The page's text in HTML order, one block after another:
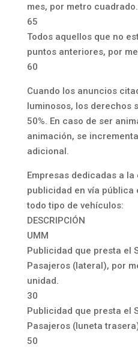
mes, por metro cuadrado.
65
Todos aquellos que no
puntos anteriores, por
60
Cuando los anuncios
luminosos, los derechos
50%. En caso de ser
animación, se
adicional.
Empresas dedicadas a
publicidad en vía pública
todo tipo de vehículos:
DESCRIPCIÓN
UMM
Publicidad que presta el
Pasajeros (lateral), por
unidad.
30
Publicidad que presta el
Pasajeros (luneta
50